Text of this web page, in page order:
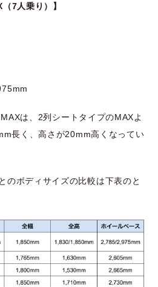
7人乗り）】
は、2列シートタイプのMAXよ
長く、高さが20mm高くなってい
のボディサイズの比較は下表のと